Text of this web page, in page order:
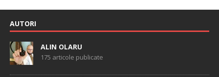
AUTORI
ALIN OLARU
175 articole publicate